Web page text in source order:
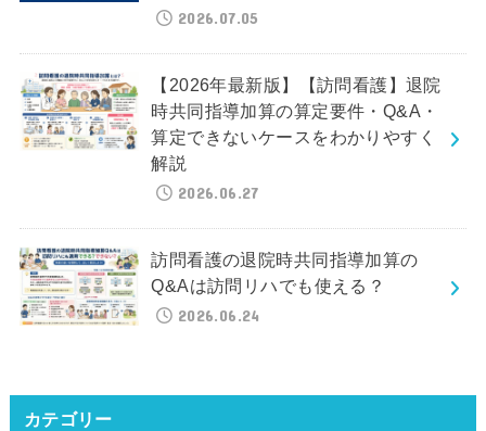
2026.07.05
【2026年最新版】【訪問看護】退院
時共同指導加算の算定要件・Q&A・
算定できないケースをわかりやすく
解説
2026.06.27
訪問看護の退院時共同指導加算の
Q&Aは訪問リハでも使える？
2026.06.24
カテゴリー